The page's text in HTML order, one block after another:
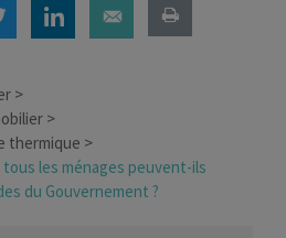
thermique
les ménages peuvent-ils
du Gouvernement ?